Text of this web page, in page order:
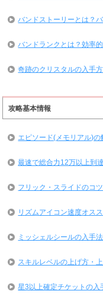
バンドストーリーとは？
バンドランクとは？効率
奇跡のクリスタルの入手
攻略基本情報
エピソード(メモリアル)
最速で総合力12万以上到
フリック・スライドのコ
リズムアイコン速度オス
ミッシェルシールの入手
スキルレベルの上げ方・
星3以上確定チケットの入